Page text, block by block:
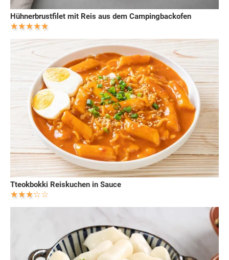
Hühnerbrustfilet mit Reis aus dem Campingbackofen
Tteokbokki Reiskuchen in Sauce